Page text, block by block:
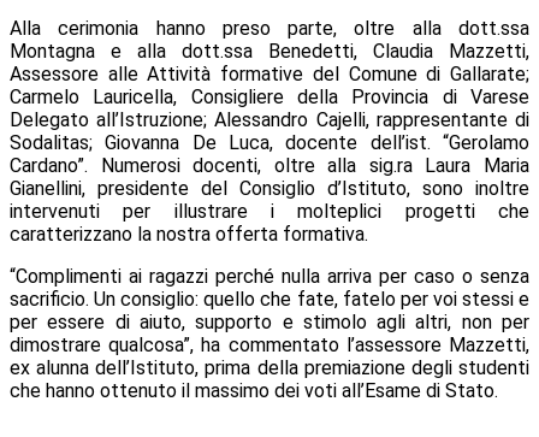
Alla cerimonia hanno preso parte, oltre alla dott.ssa
Montagna e alla dott.ssa Benedetti, Claudia Mazzetti,
Assessore alle Attività formative del Comune di Gallarate;
Carmelo Lauricella, Consigliere della Provincia di Varese
Delegato all’Istruzione; Alessandro Cajelli, rappresentante di
Sodalitas; Giovanna De Luca, docente dell’ist. “Gerolamo
Cardano”. Numerosi docenti, oltre alla sig.ra Laura Maria
Gianellini, presidente del Consiglio d’Istituto, sono inoltre
intervenuti per illustrare i molteplici progetti che
caratterizzano la nostra offerta formativa.
“Complimenti ai ragazzi perché nulla arriva per caso o senza
sacrificio. Un consiglio: quello che fate, fatelo per voi stessi e
per essere di aiuto, supporto e stimolo agli altri, non per
dimostrare qualcosa”, ha commentato l’assessore Mazzetti,
ex alunna dell’Istituto, prima della premiazione degli studenti
che hanno ottenuto il massimo dei voti all’Esame di Stato.